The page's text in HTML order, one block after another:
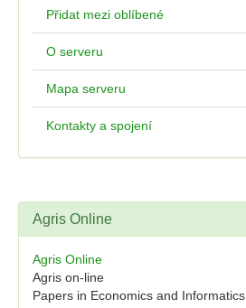
Přidat mezi oblíbené
O serveru
Mapa serveru
Kontakty a spojení
Agris Online
Agris Online
Agris on-line
Papers in Economics and Informatics